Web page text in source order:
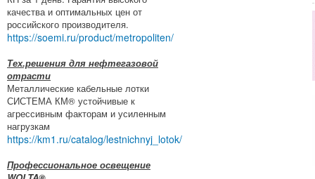
качества и оптимальных цен от
российского производителя.
https://soemi.ru/product/metropoliten/
Тех.решения для нефтегазовой
отрасти
Металлические кабельные лотки
СИСТЕМА КМ® устойчивые к
агрессивным факторам и усиленным
нагрузкам
https://km1.ru/catalog/lestnichnyj_lotok/
Профессиональное освещение